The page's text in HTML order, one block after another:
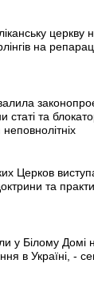
церкву
на
статі та
Церков
та
у Білому Домі
в Україні, -